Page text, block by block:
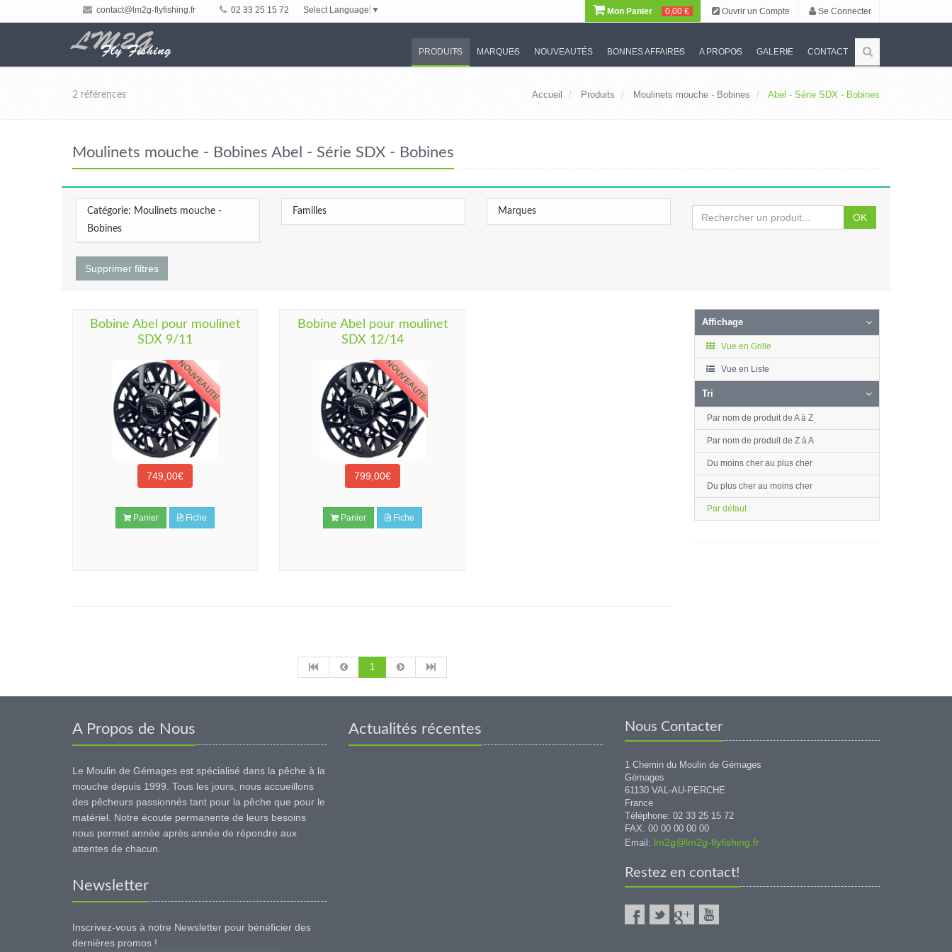
contact@lm2g-flyfishing.fr 02 33 25 15 72 Select Language ▼ Mon Panier 0,00 € Ouvrir un Compte Se Connecter
PRODUITS MARQUES NOUVEAUTÉS BONNES AFFAIRES A PROPOS GALERIE CONTACT
2 références Accueil Produits Moulinets mouche - Bobines Abel - Série SDX - Bobines
Moulinets mouche - Bobines Abel - Série SDX - Bobines
Catégorie: Moulinets mouche -
Bobines
Familles Marques
Supprimer filtres
OK
Bobine Abel pour moulinet
SDX 9/11
NOUVEAUTE
749,00€
Panier Fiche
Bobine Abel pour moulinet
SDX 12/14
NOUVEAUTE
799,00€
Panier Fiche
1
Affichage
Vue en Grille
Vue en Liste
Tri
Par nom de produit de A à Z
Par nom de produit de Z à A
Du moins cher au plus cher
Du plus cher au moins cher
Par défaut
A Propos de Nous
Le Moulin de Gémages est spécialisé dans la pêche à la
mouche depuis 1999. Tous les jours, nous accueillons
des pêcheurs passionnés tant pour la pêche que pour le
matériel. Notre écoute permanente de leurs besoins
nous permet année après année de répondre aux
attentes de chacun.
Newsletter
Inscrivez-vous à notre Newsletter pour bénéficier des
dernières promos !
Actualités récentes Nous Contacter
1 Chemin du Moulin de Gémages
Gémages
61130 VAL-AU-PERCHE
France
Téléphone: 02 33 25 15 72
FAX: 00 00 00 00 00
Email: lm2g@lm2g-flyfishing.fr
Restez en contact!